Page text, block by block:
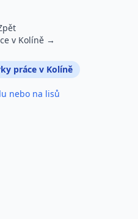
v Kolíně →
práce v Kolíně
nebo na lisů